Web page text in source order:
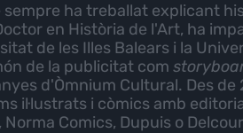
sempre ha treballat explicant
en Història de l'Art, ha
de les Illes Balears i la
de la publicitat com
d'Òmnium Cultural. Des
il·lustrats i còmics amb
Norma Comics, Dupuis o